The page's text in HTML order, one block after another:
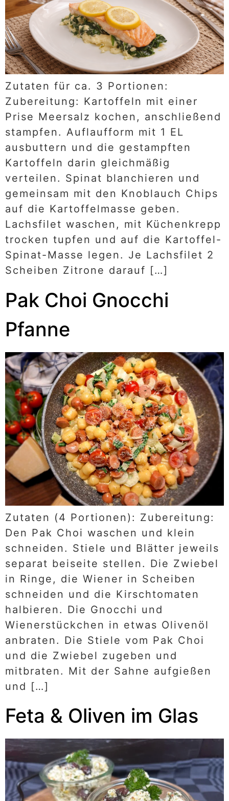
Zutaten für ca. 3 Portionen:
Zubereitung: Kartoffeln mit einer
Prise Meersalz kochen, anschließend
stampfen. Auflaufform mit 1 EL
ausbuttern und die gestampften
Kartoffeln darin gleichmäßig
verteilen. Spinat blanchieren und
gemeinsam mit den Knoblauch Chips
auf die Kartoffelmasse geben.
Lachsfilet waschen, mit Küchenkrepp
trocken tupfen und auf die Kartoffel-
Spinat-Masse legen. Je Lachsfilet 2
Scheiben Zitrone darauf […]
Pak Choi Gnocchi
Pfanne
Zutaten (4 Portionen): Zubereitung:
Den Pak Choi waschen und klein
schneiden. Stiele und Blätter jeweils
separat beiseite stellen. Die Zwiebel
in Ringe, die Wiener in Scheiben
schneiden und die Kirschtomaten
halbieren. Die Gnocchi und
Wienerstückchen in etwas Olivenöl
anbraten. Die Stiele vom Pak Choi
und die Zwiebel zugeben und
mitbraten. Mit der Sahne aufgießen
und […]
Feta & Oliven im Glas